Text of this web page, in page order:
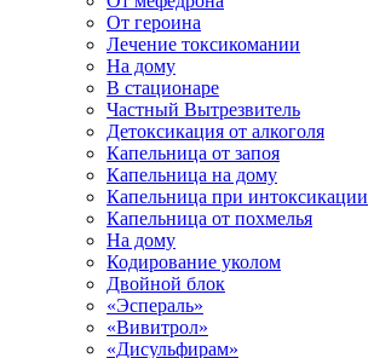
От героина
Лечение токсикомании
На дому
В стационаре
Частный Вытрезвитель
Детоксикация от алкоголя
Капельница от запоя
Капельница на дому
Капельница при интоксикации
Капельница от похмелья
На дому
Кодирование уколом
Двойной блок
«Эспераль»
«Вивитрол»
«Дисульфирам»